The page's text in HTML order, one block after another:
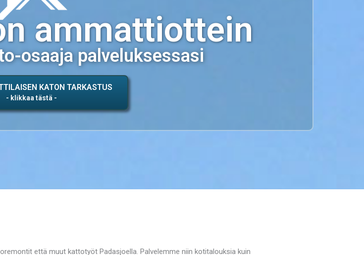
ammattiottein
osaaja palveluksessasi
KATON TARKASTUS
että muut kattotyöt Padasjoella. Palvelemme niin kotitalouksia kuin